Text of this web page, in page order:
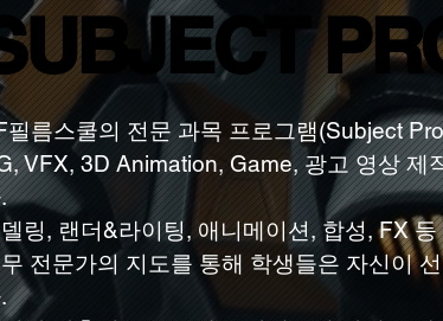
필름스쿨의 전문 과목 프로그램(Subject
VFX, 3D Animation, Game, 광고 영상 제
.
링, 랜더&라이팅, 애니메이션, 합성, FX
전문가의 지도를 통해 학생들은 자신이
.